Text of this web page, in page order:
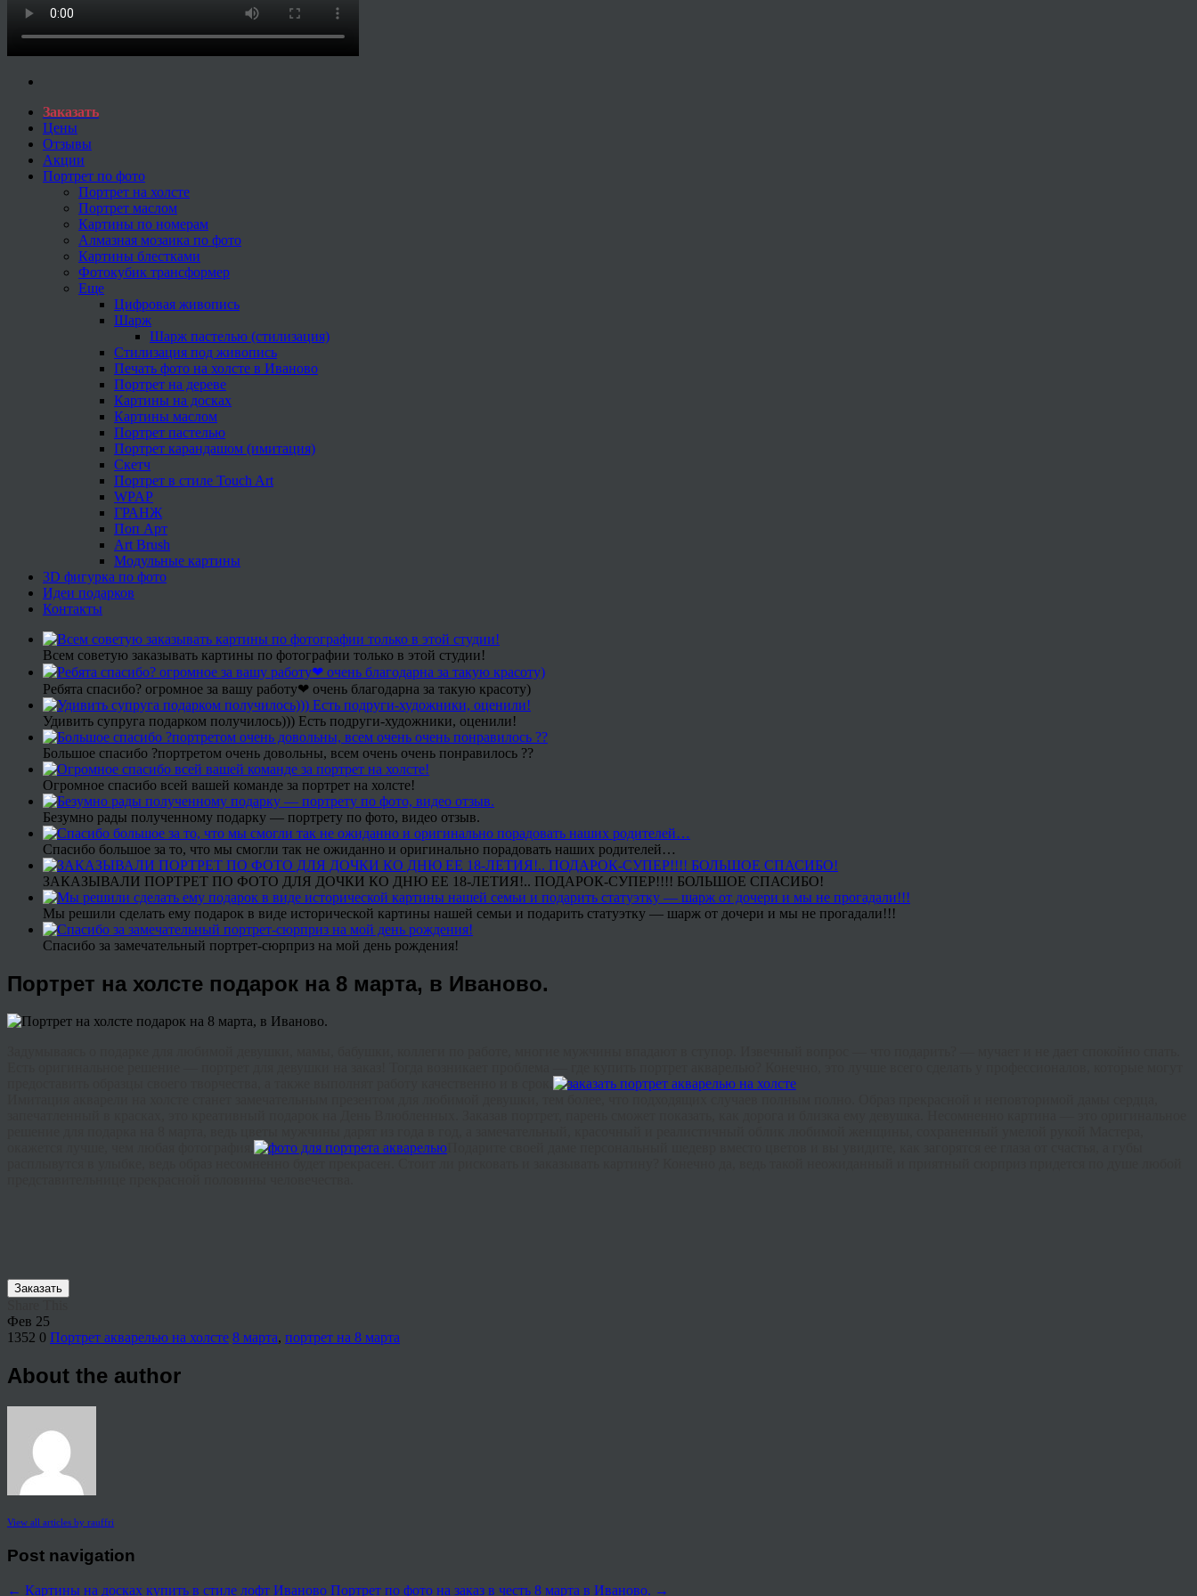
Заказать
Цены
Отзывы
Акции
Портрет по фото
Портрет на холсте
Портрет маслом
Картины по номерам
Алмазная мозаика по фото
Картины блестками
Фотокубик трансформер
Еще
Цифровая живопись
Шарж
Шарж пастелью (стилизация)
Стилизация под живопись
Печать фото на холсте в Иваново
Портрет на дереве
Картины на досках
Картины маслом
Портрет пастелью
Портрет карандашом (имитация)
Скетч
Портрет в стиле Touch Art
WPAP
ГРАНЖ
Поп Арт
Art Brush
Модульные картины
3D фигурка по фото
Идеи подарков
Контакты
Всем советую заказывать картины по фотографии только в этой студии!
Ребята спасибо? огромное за вашу работу❤ очень благодарна за такую красоту)
Удивить супруга подарком получилось))) Есть подруги-художники, оценили!
Большое спасибо ?портретом очень довольны, всем очень очень понравилось ??
Огромное спасибо всей вашей команде за портрет на холсте!
Безумно рады полученному подарку — портрету по фото, видео отзыв.
Спасибо большое за то, что мы смогли так не ожиданно и оригинально порадовать наших родителей…
ЗАКАЗЫВАЛИ ПОРТРЕТ ПО ФОТО ДЛЯ ДОЧКИ КО ДНЮ ЕЕ 18-ЛЕТИЯ!.. ПОДАРОК-СУПЕР!!!! БОЛЬШОЕ СПАСИБО!
Мы решили сделать ему подарок в виде исторической картины нашей семьи и подарить статуэтку — шарж от дочери и мы не прогадали!!!
Спасибо за замечательный портрет-сюрприз на мой день рождения!
Портрет на холсте подарок на 8 марта, в Иваново.
Заказать
Фев 25
1352 0 Портрет акварелью на холсте 8 марта, портрет на 8 марта
About the author
View all articles by rauffri
Post navigation
← Картины на досках купить в стиле лофт Иваново Портрет по фото на заказ в честь 8 марта в Иваново. →